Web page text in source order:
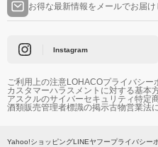
お得な最新情報をメールでお届け
Instagram
ご利用上の注意LOHACOプライバシー
カスタマーハラスメントに対する基本
アスクルのサイバーセキュリティ特定
酒類販売管理者標識の掲示古物営業法
Yahoo!ショッピングLINEヤフープライバシー